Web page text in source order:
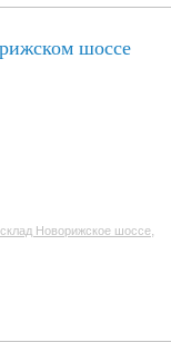
шоссе
Новорижское шоссе,